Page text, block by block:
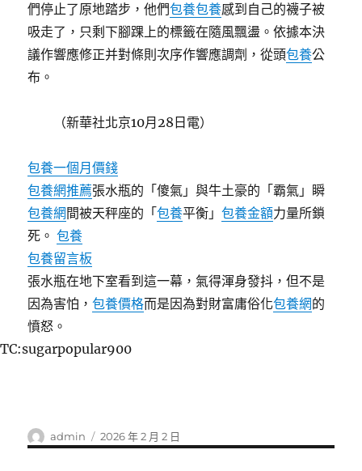
們停止了原地踏步，他們包養包養感到自己的襪子被
吸走了，只剩下腳踝上的標籤在隨風飄盪。依據本決
議作響應修正并對條則次序作響應調劑，從頭包養公
布。
（新華社北京10月28日電）
包養一個月價錢
包養網推薦張水瓶的「傻氣」與牛土豪的「霸氣」瞬
包養網 間被天秤座的「包養平衡」包養金額力量所鎖
死。包養
包養留言板
張水瓶在地下室看到這一幕，氣得渾身發抖，但不是
因為害怕，包養價格而是因為對財富庸俗化包養網的
憤怒。
TC:sugarpopular900
作
者
admin
發
佈
2026 年 2 月 2 日